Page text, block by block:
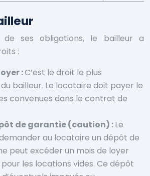
de ses obligations, le bailleur a
:
:C’est le droit le plus
bailleur. Le locataire doit payer le
convenues dans le contrat de
de garantie (caution) :Le
au locataire un dépôt de
peut excéder un mois de loyer
les locations vides. Ce dépôt